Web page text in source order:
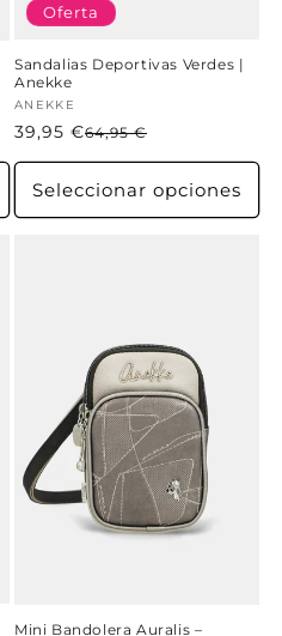
Oferta
Sandalias Deportivas Verdes |
Anekke
Proveedor:
ANEKKE
habitual
64,95 €
de
oferta
39,95 €
Seleccionar opciones
Mini Bandolera Auralis –